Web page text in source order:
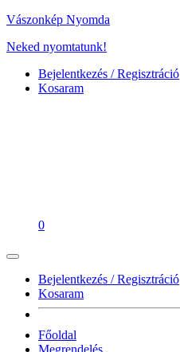
Vászonkép Nyomda
Neked nyomtatunk!
Bejelentkezés / Regisztráció
Kosaram
0
Bejelentkezés / Regisztráció
Kosaram
Főoldal
Megrendelés